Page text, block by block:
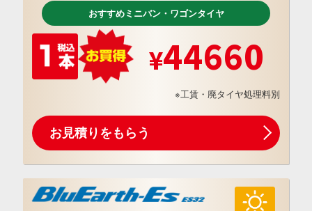
おすすめミニバン・ワゴンタイヤ
44660
※工賃・廃タイヤ処理料別
お見積りをもらう